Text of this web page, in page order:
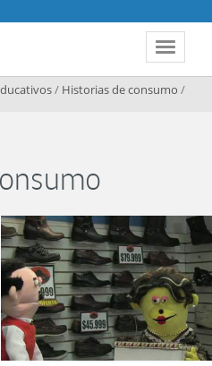
Toggle
/ Historias de consumo /